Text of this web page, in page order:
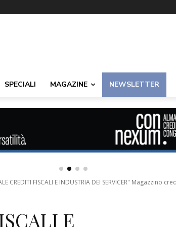
SPECIALI MAGAZINE NEWSLETTER
CREDITI FISCALI E INDUSTRIA DEI SERVICER" Magazzino
E